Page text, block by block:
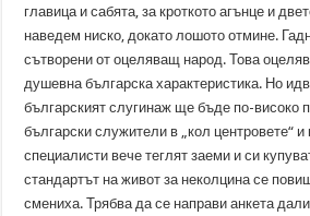
главица и сабята, за кроткото агънце и
наведем ниско, докато лошото отмине.
сътворени от оцеляващ народ. Това
душевна българска характеристика. Но
българският слугинаж ще бъде по-високо
български служители в „кол центровете“
специалисти вече теглят заеми и си
стандартът на живот за неколцина се
смениха. Трябва да се направи анкета